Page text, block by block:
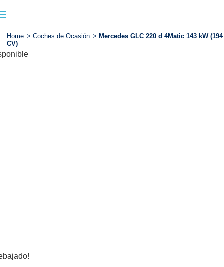
Home > Coches de Ocasión > Mercedes GLC 220 d 4Matic 143 kW (194
CV)